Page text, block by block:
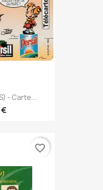
- Carte...
favorite_border